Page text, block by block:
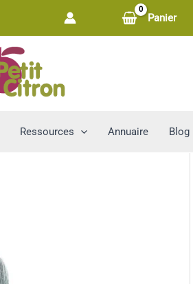
Panier
Ressources Annuaire Blog